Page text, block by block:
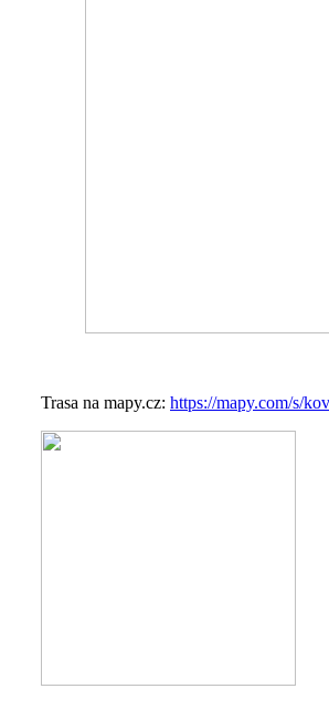
Trasa na mapy.cz: https://mapy.com/s/